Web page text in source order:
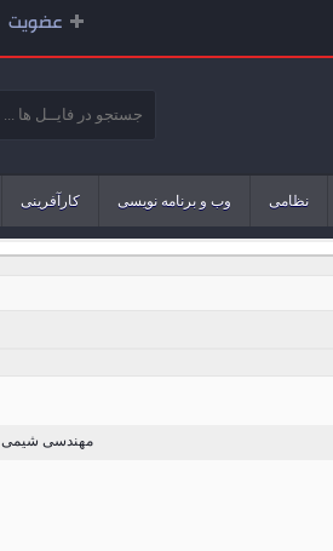
عضویت
نظامی وب و برنامه نویسی کارآفرینی
مهندسی شیمی